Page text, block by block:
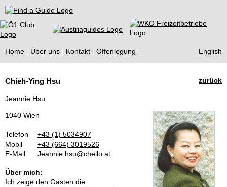
Find a Guide
Home Über uns Kontakt Offenlegung English
Guides
zurück
Chieh-Ying Hsu
Jeannie Hsu
1040 Wien
Telefon
+43 (1) 5034907
Mobil
+43 (664) 3019526
E-Mail
Jeannie.hsu@chello.at
Über mich:
Ich zeige den Gästen die